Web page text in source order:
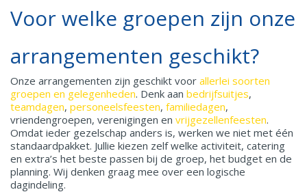
Voor welke groepen zijn onze
arrangementen geschikt?
Onze arrangementen zijn geschikt voor allerlei soorten
groepen en gelegenheden. Denk aan bedrijfsuitjes,
teamdagen, personeelsfeesten, familiedagen,
vriendengroepen, verenigingen en vrijgezellenfeesten.
Omdat ieder gezelschap anders is, werken we niet met één
standaardpakket. Jullie kiezen zelf welke activiteit, catering
en extra’s het beste passen bij de groep, het budget en de
planning. Wij denken graag mee over een logische
dagindeling.